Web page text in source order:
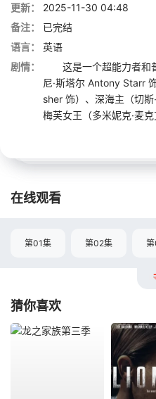
更新：
2025-11-30 04:48
备注：
已完结
语言：
英语
剧情：
这是一个超能力者和
尼·斯塔尔 Antony Starr
sher 饰）、深海主（切
梅芙女王（多米妮克·麦
在线观看
第01集 第02集
猜你喜欢